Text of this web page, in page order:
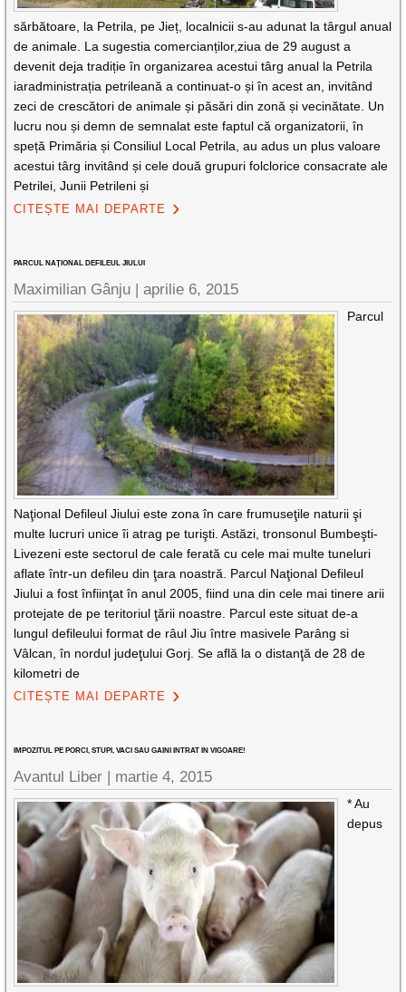
sărbătoare, la Petrila, pe Jieț, localnicii s-au adunat la târgul anual
de animale. La sugestia comercianților,ziua de 29 august a
devenit deja tradiție în organizarea acestui târg anual la Petrila
iaradministrația petrileană a continuat-o și în acest an, invitând
zeci de crescători de animale și păsări din zonă și vecinătate. Un
lucru nou și demn de semnalat este faptul că organizatorii, în
speță Primăria și Consiliul Local Petrila, au adus un plus valoare
acestui târg invitând și cele două grupuri folclorice consacrate ale
Petrilei, Junii Petrileni și
CITEȘTE MAI DEPARTE
PARCUL NAŢIONAL DEFILEUL JIULUI
Maximilian Gânju |aprilie 6, 2015
Parcul
Naţional Defileul Jiului este zona în care frumuseţile naturii şi
multe lucruri unice îi atrag pe turişti. Astăzi, tronsonul Bumbeşti-
Livezeni este sectorul de cale ferată cu cele mai multe tuneluri
aflate într-un defileu din ţara noastră. Parcul Naţional Defileul
Jiului a fost înfiinţat în anul 2005, fiind una din cele mai tinere arii
protejate de pe teritoriul ţării noastre. Parcul este situat de-a
lungul defileului format de râul Jiu între masivele Parâng si
Vâlcan, în nordul judeţului Gorj. Se află la o distanţă de 28 de
kilometri de
CITEȘTE MAI DEPARTE
IMPOZITUL PE PORCI, STUPI, VACI SAU GAINI INTRAT IN VIGOARE!
Avantul Liber | martie 4, 2015
* Au
depus